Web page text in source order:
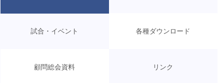
試合・イベント 各種ダウンロード
顧問総会資料 リンク